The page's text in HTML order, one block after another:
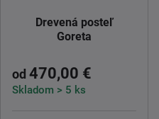
Drevená posteľ
Goreta
od 470,00 €
Skladom > 5 ks